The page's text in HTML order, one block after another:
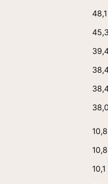
48,1
10,8
10,8
10,1